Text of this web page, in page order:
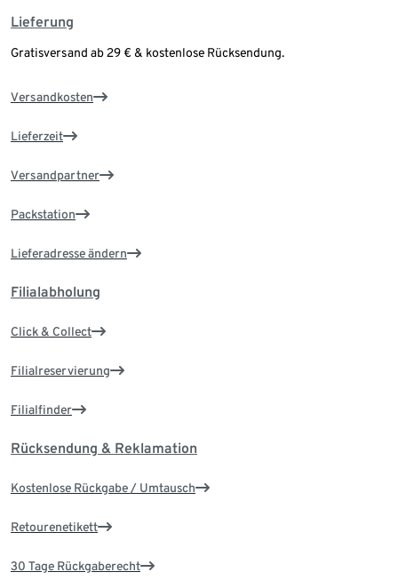
Lieferung
Gratisversand ab 29 € & kostenlose Rücksendung.
Versandkosten
Lieferzeit
Versandpartner
Packstation
Lieferadresse ändern
Filialabholung
Click & Collect
Filialreservierung
Filialfinder
Rücksendung & Reklamation
Kostenlose Rückgabe / Umtausch
Retourenetikett
30 Tage Rückgaberecht